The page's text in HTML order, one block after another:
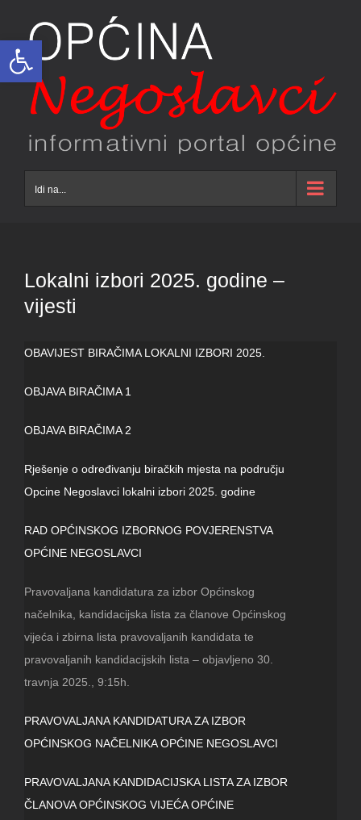
Open toolbar
content
Idi na...
Lokalni izbori 2025. godine –
vijesti
OBAVIJEST BIRAČIMA LOKALNI IZBORI 2025.
OBJAVA BIRAČIMA 1
OBJAVA BIRAČIMA 2
Rješenje o određivanju biračkih mjesta na području
Opcine Negoslavci lokalni izbori 2025. godine
RAD OPĆINSKOG IZBORNOG POVJERENSTVA
OPĆINE NEGOSLAVCI
Pravovaljana kandidatura za izbor Općinskog
načelnika, kandidacijska lista za članove Općinskog
vijeća i zbirna lista pravovaljanih kandidata te
pravovaljanih kandidacijskih lista – objavljeno 30.
travnja 2025., 9:15h.
PRAVOVALJANA KANDIDATURA ZA IZBOR
OPĆINSKOG NAČELNIKA OPĆINE NEGOSLAVCI
PRAVOVALJANA KANDIDACIJSKA LISTA ZA IZBOR
ČLANOVA OPĆINSKOG VIJEĆA OPĆINE